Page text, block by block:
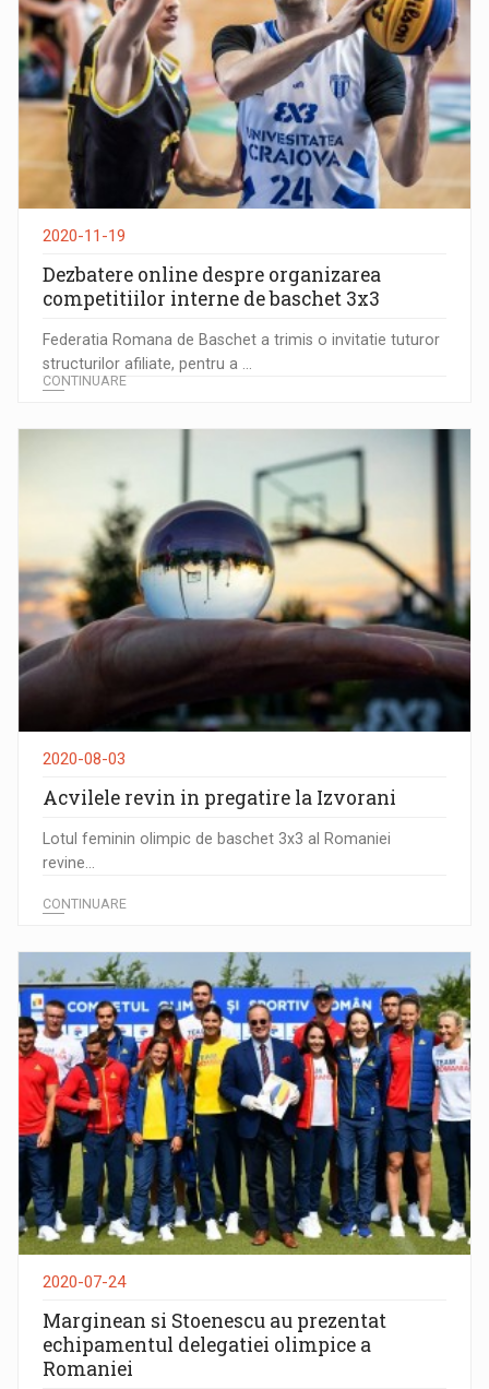
2020-11-19
Dezbatere online despre organizarea
competitiilor interne de baschet 3x3
Federatia Romana de Baschet a trimis o invitatie tuturor
structurilor afiliate, pentru a ...
CONTINUARE
2020-08-03
Acvilele revin in pregatire la Izvorani
Lotul feminin olimpic de baschet 3x3 al Romaniei
revine...
CONTINUARE
2020-07-24
Marginean si Stoenescu au prezentat
echipamentul delegatiei olimpice a
Romaniei